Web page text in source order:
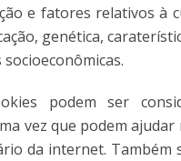
e fatores relativos à
genética,
socioeconômicas.
podem ser
vez que podem ajudar
da internet. Também